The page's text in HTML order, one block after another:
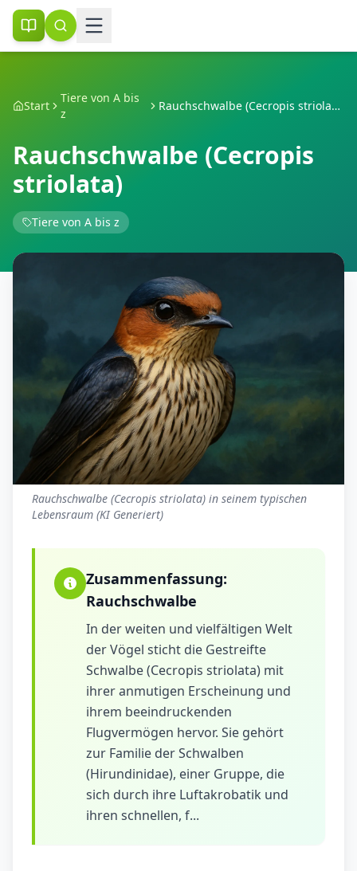
Start
Tiere von A bis
z
Rauchschwalbe (Cecropis striolata)
Rauchschwalbe (Cecropis
striolata)
Tiere von A bis z
Rauchschwalbe (Cecropis striolata) in seinem typischen
Lebensraum (KI Generiert)
Zusammenfassung:
Rauchschwalbe
In der weiten und vielfältigen Welt
der Vögel sticht die Gestreifte
Schwalbe (Cecropis striolata) mit
ihrer anmutigen Erscheinung und
ihrem beeindruckenden
Flugvermögen hervor. Sie gehört
zur Familie der Schwalben
(Hirundinidae), einer Gruppe, die
sich durch ihre Luftakrobatik und
ihren schnellen, f...